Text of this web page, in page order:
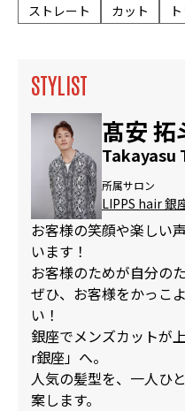
ストレート カット
STYLIST
髙安 拓
Takayasu
所属サロン
LIPPS hair 銀
お客様の笑顔や楽しい
います！
お客様のためが自分の
ぜひ、お客様をかっこ
い！
銀座でメンズカットが
r銀座」へ。
人気の髪型を、一人ひ
案します。